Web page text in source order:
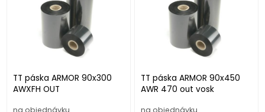
TT páska ARMOR 90x300
AWXFH OUT
TT páska ARMOR 90x450
AWR 470 out vosk